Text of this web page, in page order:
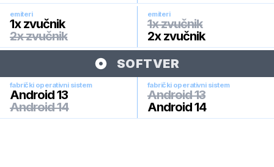
emiteri
1x zvučnik
2x zvučnik
emiteri
1x zvučnik
2x zvučnik
SOFTVER
fabrički operativni sistem
Android 13
Android 14
fabrički operativni sistem
Android 13
Android 14